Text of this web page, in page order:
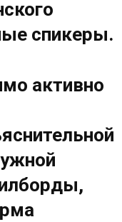
спикеры.
активно